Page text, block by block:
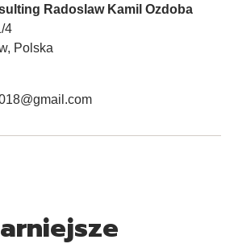
Radoslaw Kamil Ozdoba
4
Polska